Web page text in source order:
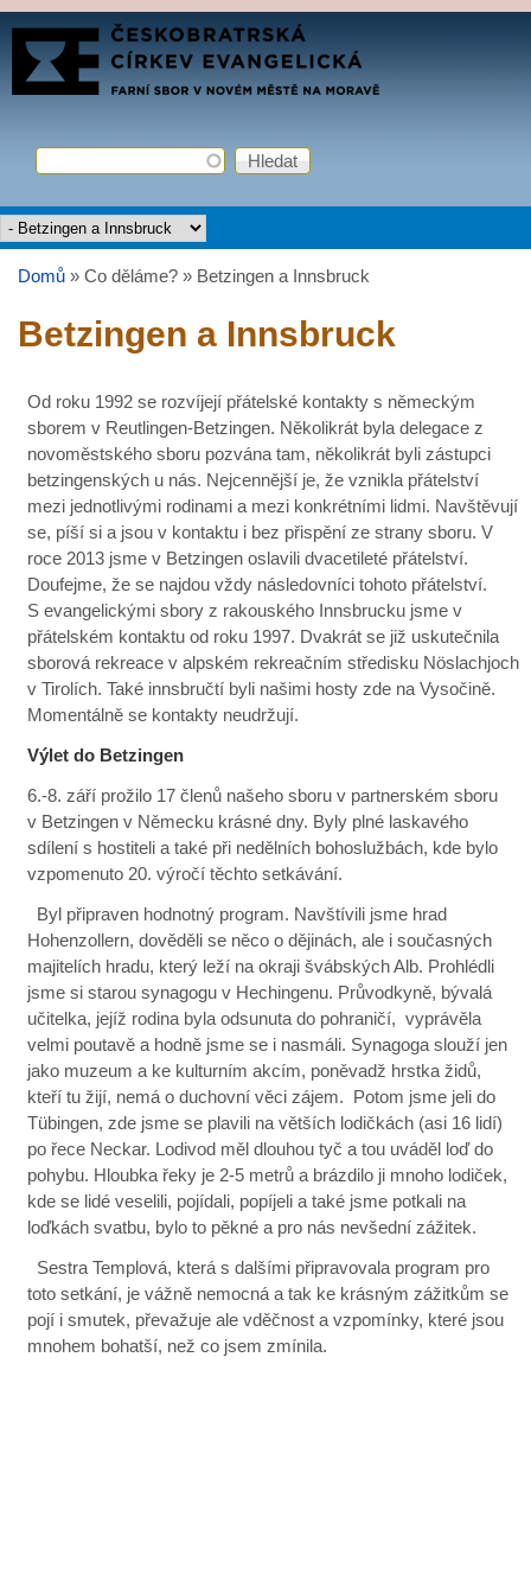
Přejít k hlavnímu obsahu
FARNÍ
SBOR
Vyhledávání
Hledat
Hlavní menu
Domů » Co děláme? » Betzingen a Innsbruck
Betzingen a Innsbruck
Od roku 1992 se rozvíjejí přátelské kontakty s německým
sborem v Reutlingen-Betzingen. Několikrát byla delegace z
novoměstského sboru pozvána tam, několikrát byli zástupci
betzingenských u nás. Nejcennější je, že vznikla přátelství
mezi jednotlivými rodinami a mezi konkrétními lidmi. Navštěvují
se, píší si a jsou v kontaktu i bez přispění ze strany sboru. V
roce 2013 jsme v Betzingen oslavili dvacetileté přátelství.
Doufejme, že se najdou vždy následovníci tohoto přátelství.
S evangelickými sbory z rakouského Innsbrucku jsme v
přátelském kontaktu od roku 1997. Dvakrát se již uskutečnila
sborová rekreace v alpském rekreačním středisku Nöslachjoch
v Tirolích. Také innsbručtí byli našimi hosty zde na Vysočině.
Momentálně se kontakty neudržují.
Výlet do Betzingen
6.-8. září prožilo 17 členů našeho sboru v partnerském sboru
v Betzingen v Německu krásné dny. Byly plné laskavého
sdílení s hostiteli a také při nedělních bohoslužbách, kde bylo
vzpomenuto 20. výročí těchto setkávání.
Byl připraven hodnotný program. Navštívili jsme hrad
Hohenzollern, dověděli se něco o dějinách, ale i současných
majitelích hradu, který leží na okraji švábských Alb. Prohlédli
jsme si starou synagogu v Hechingenu. Průvodkyně, bývalá
učitelka, jejíž rodina byla odsunuta do pohraničí, vyprávěla
velmi poutavě a hodně jsme se i nasmáli. Synagoga slouží jen
jako muzeum a ke kulturním akcím, poněvadž hrstka židů,
kteří tu žijí, nemá o duchovní věci zájem. Potom jsme jeli do
Tübingen, zde jsme se plavili na větších lodičkách (asi 16 lidí)
po řece Neckar. Lodivod měl dlouhou tyč a tou uváděl loď do
pohybu. Hloubka řeky je 2-5 metrů a brázdilo ji mnoho lodiček,
kde se lidé veselili, pojídali, popíjeli a také jsme potkali na
loďkách svatbu, bylo to pěkné a pro nás nevšední zážitek.
Sestra Templová, která s dalšími připravovala program pro
toto setkání, je vážně nemocná a tak ke krásným zážitkům se
pojí i smutek, převažuje ale vděčnost a vzpomínky, které jsou
mnohem bohatší, než co jsem zmínila.